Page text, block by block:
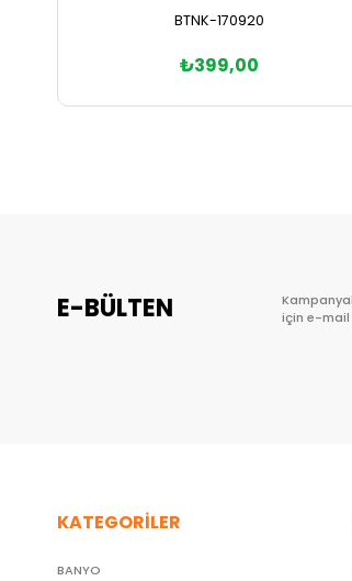
BTNK-170920
₺399,00
E-BÜLTEN
için e-mail
KATEGORİLER
BANYO